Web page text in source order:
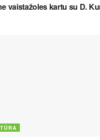
vaistažoles kartu su D.